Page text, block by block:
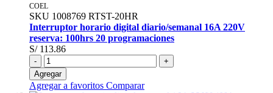
COEL
SKU 1008769 RTST-20HR
Interruptor horario digital diario/semanal 16A 220V
reserva: 100hrs 20 programaciones
S/ 113.86
-
+
Agregar
Agregar a favoritos Comparar